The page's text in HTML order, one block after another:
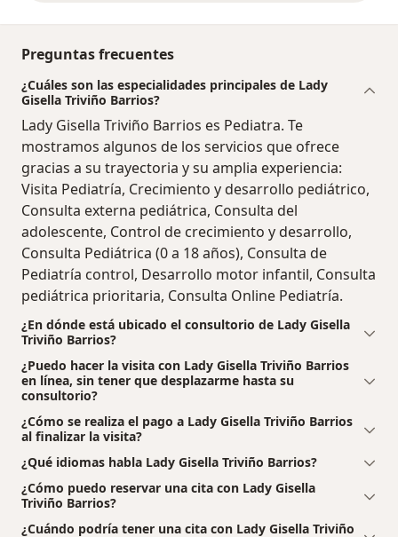
Preguntas frecuentes
¿Cuáles son las especialidades principales de Lady
Gisella Triviño Barrios?
Lady Gisella Triviño Barrios es Pediatra. Te
mostramos algunos de los servicios que ofrece
gracias a su trayectoria y su amplia experiencia:
Visita Pediatría, Crecimiento y desarrollo pediátrico,
Consulta externa pediátrica, Consulta del
adolescente, Control de crecimiento y desarrollo,
Consulta Pediátrica (0 a 18 años), Consulta de
Pediatría control, Desarrollo motor infantil, Consulta
pediátrica prioritaria, Consulta Online Pediatría.
¿En dónde está ubicado el consultorio de Lady Gisella
Triviño Barrios?
¿Puedo hacer la visita con Lady Gisella Triviño Barrios
en línea, sin tener que desplazarme hasta su
consultorio?
¿Cómo se realiza el pago a Lady Gisella Triviño Barrios
al finalizar la visita?
¿Qué idiomas habla Lady Gisella Triviño Barrios?
¿Cómo puedo reservar una cita con Lady Gisella
Triviño Barrios?
¿Cuándo podría tener una cita con Lady Gisella Triviño